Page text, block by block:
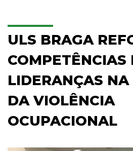
ULS BRAGA
COMPETÊNCIAS
LIDERANÇAS NA
DA VIOLÊNCIA
OCUPACIONAL